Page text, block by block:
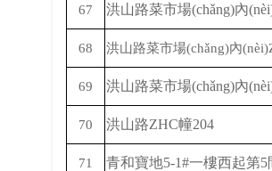
67 洪山路菜市場(chǎng)內
68 洪山路菜市場(chǎng)內(nèi)
69 洪山路菜市場(chǎng)內
70 洪山路ZHC幢204
71 青和寶地5-1#一樓西起第5